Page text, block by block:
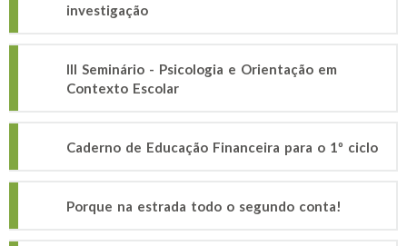
investigação
III Seminário - Psicologia e Orientação em
Contexto Escolar
Caderno de Educação Financeira para o 1º ciclo
Porque na estrada todo o segundo conta!